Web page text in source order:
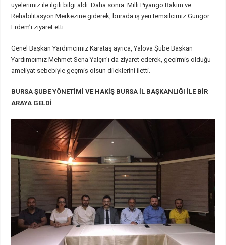
üyelerimiz ile ilgili bilgi aldı. Daha sonra Milli Piyango Bakım ve
Rehabilitasyon Merkezine giderek, burada iş yeri temsilcimiz Güngör
Erdem’i ziyaret etti.
Genel Başkan Yardımcımız Karataş ayrıca, Yalova Şube Başkan
Yardımcımız Mehmet Sena Yalçın’ı da ziyaret ederek, geçirmiş olduğu
ameliyat sebebiyle geçmiş olsun dileklerini iletti.
BURSA ŞUBE YÖNETİMİ VE HAKİŞ BURSA İL BAŞKANLIĞI İLE BİR
ARAYA GELDİ